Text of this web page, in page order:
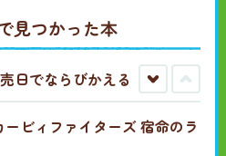
見つかった本
日でならびかえる
古
い
順
新
し
い
ビィファイターズ 宿命のラ